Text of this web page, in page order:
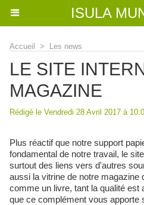
ISULA
Accueil > Les news
LE SITE
MAGAZINE
Rédigé le Vendredi 28 Avril 2017 à
Plus réactif que notre support papier qui reste l'élément
fondamental de notre travail, le
surtout des liens vers d'autres
aussi la vitrine de notre magazine
comme un livre, tant la qualité est
que ce complément vous apporte